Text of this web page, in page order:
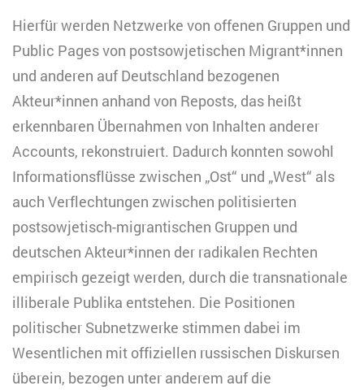
Hierfür werden Netzwerke von offenen Gruppen und
Public Pages von postsowjetischen Migrant*innen
und anderen auf Deutschland bezogenen
Akteur*innen anhand von Reposts, das heißt
erkennbaren Übernahmen von Inhalten anderer
Accounts, rekonstruiert. Dadurch konnten sowohl
Informationsflüsse zwischen „Ost“ und „West“ als
auch Verflechtungen zwischen politisierten
postsowjetisch-migrantischen Gruppen und
deutschen Akteur*innen der radikalen Rechten
empirisch gezeigt werden, durch die transnationale
illiberale Publika entstehen. Die Positionen
politischer Subnetzwerke stimmen dabei im
Wesentlichen mit offiziellen russischen Diskursen
überein, bezogen unter anderem auf die